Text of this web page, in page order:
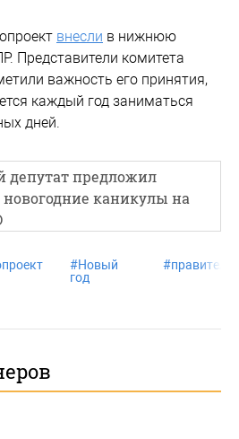
внесли в нижнюю
Представители комитета
важность его принятия,
каждый год заниматься
дней.
депутат предложил
новогодние каникулы на
#Новый
год
#